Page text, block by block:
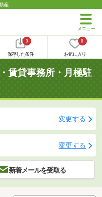
産
0
保存した条件
0
お気に入り
賃貸事務所・月極駐
変更する
変更する
新着メールを受取る